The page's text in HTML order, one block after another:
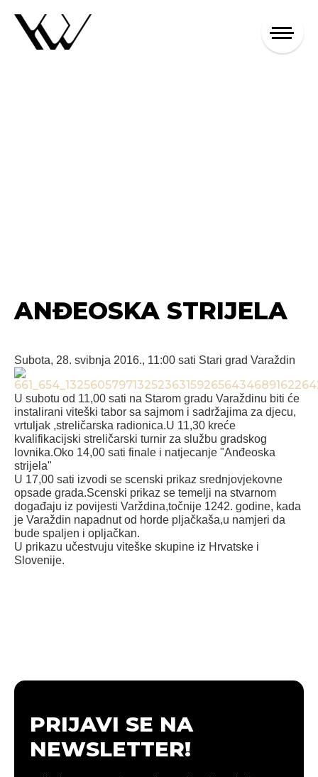
ANĐEOSKA STRIJELA
Subota, 28. svibnja 2016., 11:00 sati Stari grad Varaždin
U subotu od 11,00 sati na Starom gradu Varaždinu biti će
instalirani viteški tabor sa sajmom i sadržajima za djecu,
vrtuljak ,streličarska radionica.U 11,30 kreće
kvalifikacijski streličarski turnir za službu gradskog
lovnika.Oko 14,00 sati finale i natjecanje "Anđeoska
strijela"
U 17,00 sati izvodi se scenski prikaz srednjovjekovne
opsade grada.Scenski prikaz se temelji na stvarnom
događaju iz povijesti Varždina,točnije 1242. godine, kada
je Varaždin napadnut od horde pljačkaša,u namjeri da
bude spaljen i opljačkan.
U prikazu učestvuju viteške skupine iz Hrvatske i
Slovenije.
PRIJAVI SE NA
NEWSLETTER!